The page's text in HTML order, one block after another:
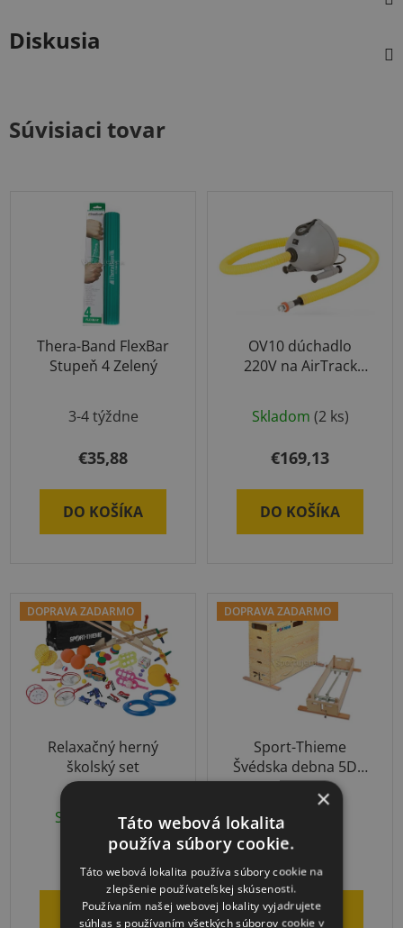
Diskusia
Súvisiaci tovar
Thera-Band FlexBar
Stupeň 4 Zelený
hodnotenie
produktu
5,0
z
3-4 týždne
€35,88
DO KOŠÍKA
OV10 dúchadlo
220V na AirTrack
Skladom (2 ks)
€169,13
DO KOŠÍKA
DOPRAVA ZADARMO
Relaxačný herný
školský set
Skladom (1 ks)
€513
DO KOŠÍKA
DOPRAVA ZADARMO
Sport-Thieme
Švédska debna 5D s
kolieskami
3-4 týždne
DO KOŠÍKA
×
Táto webová lokalita
používa súbory cookie.
Táto webová lokalita používa súbory cookie na
zlepšenie používateľskej skúsenosti.
Používaním našej webovej lokality vyjadrujete
súhlas s používaním všetkých súborov cookie v